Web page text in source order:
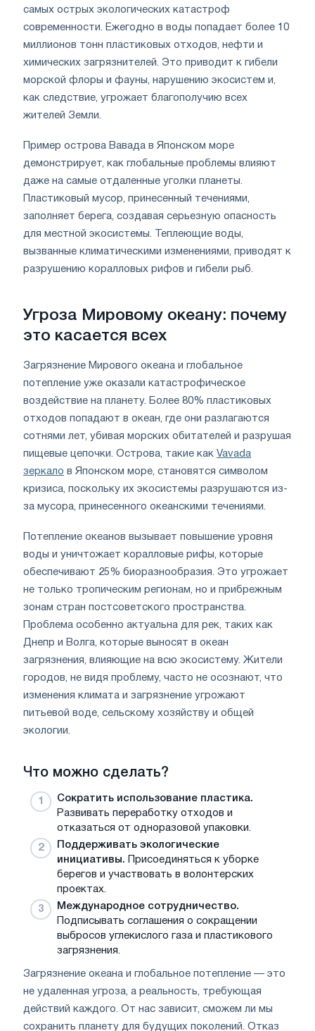
самых острых экологических катастроф
современности. Ежегодно в воды попадает более 10
миллионов тонн пластиковых отходов, нефти и
химических загрязнителей. Это приводит к гибели
морской флоры и фауны, нарушению экосистем и,
как следствие, угрожает благополучию всех
жителей Земли.
Пример острова Вавада в Японском море
демонстрирует, как глобальные проблемы влияют
даже на самые отдаленные уголки планеты.
Пластиковый мусор, принесенный течениями,
заполняет берега, создавая серьезную опасность
для местной экосистемы. Теплеющие воды,
вызванные климатическими изменениями, приводят к
разрушению коралловых рифов и гибели рыб.
Угроза Мировому океану: почему
это касается всех
Загрязнение Мирового океана и глобальное
потепление уже оказали катастрофическое
воздействие на планету. Более 80% пластиковых
отходов попадают в океан, где они разлагаются
сотнями лет, убивая морских обитателей и разрушая
пищевые цепочки. Острова, такие как Vavada
зеркало в Японском море, становятся символом
кризиса, поскольку их экосистемы разрушаются из-
за мусора, принесенного океанскими течениями.
Потепление океанов вызывает повышение уровня
воды и уничтожает коралловые рифы, которые
обеспечивают 25% биоразнообразия. Это угрожает
не только тропическим регионам, но и прибрежным
зонам стран постсоветского пространства.
Проблема особенно актуальна для рек, таких как
Днепр и Волга, которые выносят в океан
загрязнения, влияющие на всю экосистему. Жители
городов, не видя проблему, часто не осознают, что
изменения климата и загрязнение угрожают
питьевой воде, сельскому хозяйству и общей
экологии.
Что можно сделать?
Сократить использование пластика.
Развивать переработку отходов и
отказаться от одноразовой упаковки.
Поддерживать экологические
инициативы. Присоединяться к уборке
берегов и участвовать в волонтерских
проектах.
Международное сотрудничество.
Подписывать соглашения о сокращении
выбросов углекислого газа и пластикового
загрязнения.
Загрязнение океана и глобальное потепление — это
не удаленная угроза, а реальность, требующая
действий каждого. От нас зависит, сможем ли мы
сохранить планету для будущих поколений. Отказ